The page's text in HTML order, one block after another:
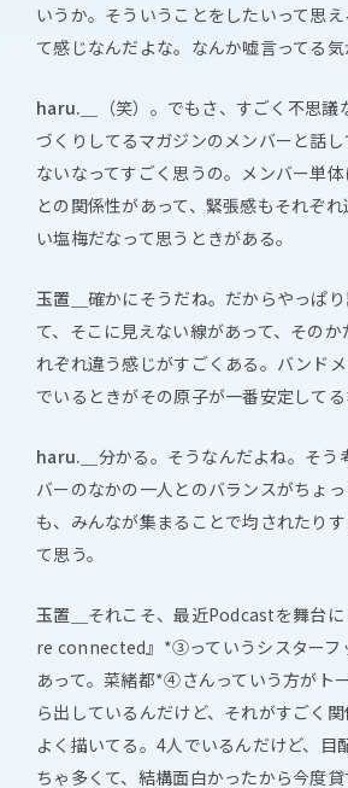
いうか。そういうことをしたいって思
て感じなんだよな。なんか嘘言ってる気
haru.＿
（笑）。でもさ、すごく不思
づくりしてるマガジンのメンバーと話
ないなってすごく思うの。メンバー単
との関係性があって、緊張感もそれぞ
い塩梅だなって思うときがある。
玉置＿ 確かにそうだね。だからやっぱ
て、そこに見えない線があって、その
れぞれ違う感じがすごくある。バンド
でいるときがその原子が一番安定してる
haru.＿ 分かる。そうなんだよね。そう
バーのなかの一人とのバランスがちょ
も、みんなが集まることで均されたり
て思う。
玉置＿ それこそ、最近Podcastを舞台
re connected』*③っていうシスターフ
あって。菜緒都*④さんっていう方がト
ら出しているんだけど、それがすごく
よく描いてる。4人でいるんだけど、目
ちゃ多くて、結構面白かったから今度